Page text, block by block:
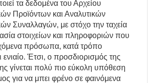
τα δεδομένα του Αρχείου
Προϊόντων και Αναλυτικών
Συναλλαγών, με στόχο την ταχεία
στοιχείων και πληροφοριών που
πρόσωπα, κατά τρόπο
Έτσι, ο προσδιορισμός της
γίνεται πολύ πιο εύκολη υπόθεση
για να μπει φρένο σε φαινόμενα